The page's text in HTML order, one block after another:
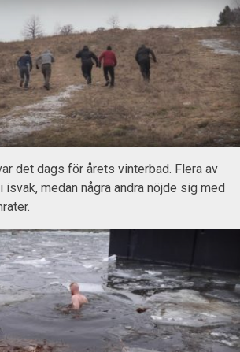
det dags för årets vinterbad. Flera av
isvak, medan några andra nöjde sig med